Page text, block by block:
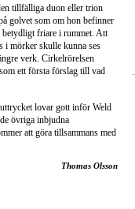
tillfälliga duon eller trion
golvet som om hon befinner
friare i rummet. Att
i mörker skulle kunna ses
verk. Cirkelrörelsen
ett första förslag till vad
lovar gott inför Weld
övriga inbjudna
att göra tillsammans med
Thomas Olsson